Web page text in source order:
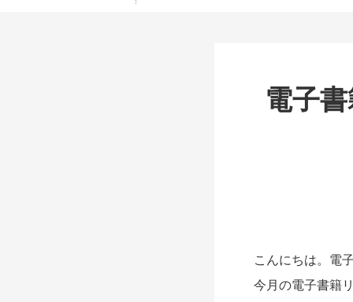
電子
こんにちは。電
今月の電子書籍